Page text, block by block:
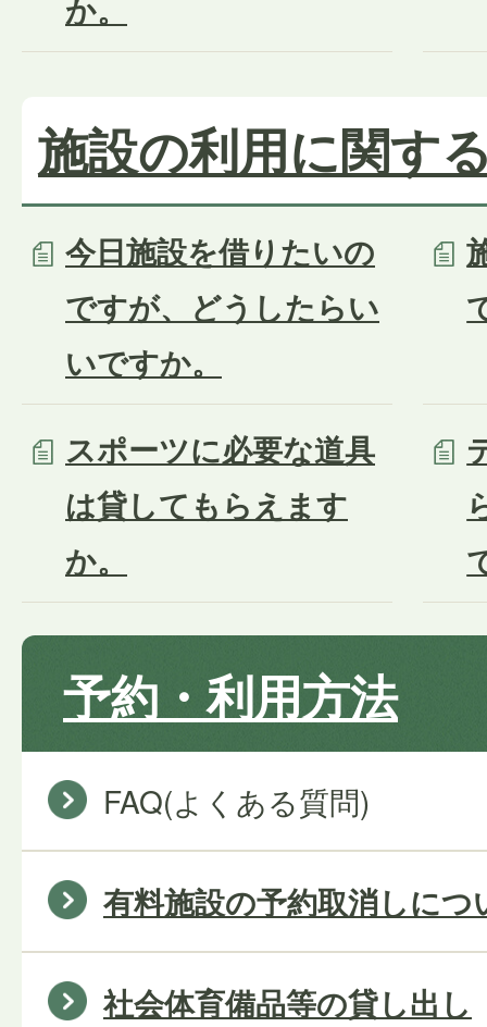
か。
施設の利用に関す
今日施設を借りたいの
ですが、どうしたらい
いですか。
スポーツに必要な道具
は貸してもらえます
か。
予約・利用方法
FAQ(よくある質問)
有料施設の予約取消しにつ
社会体育備品等の貸し出し